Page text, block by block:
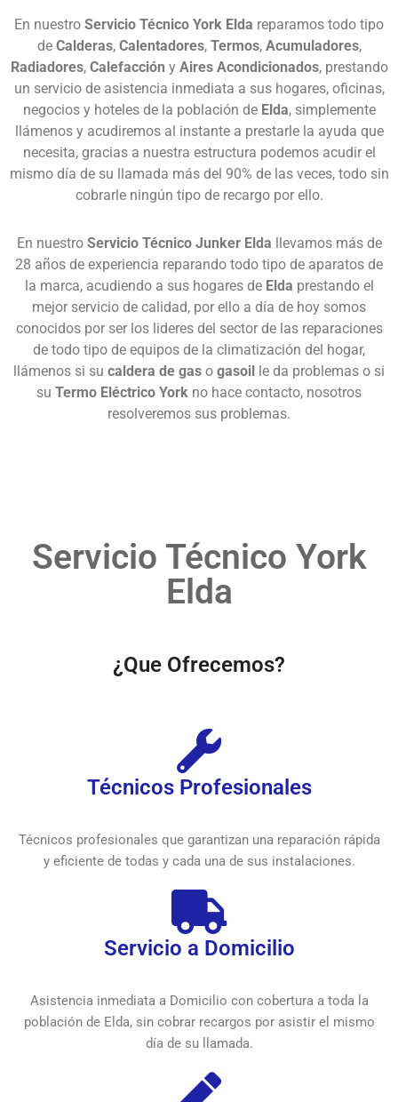
En nuestro Servicio Técnico York Elda reparamos todo tipo
de Calderas, Calentadores, Termos, Acumuladores,
Radiadores, Calefacción y Aires Acondicionados, prestando
un servicio de asistencia inmediata a sus hogares, oficinas,
negocios y hoteles de la población de Elda, simplemente
llámenos y acudiremos al instante a prestarle la ayuda que
necesita, gracias a nuestra estructura podemos acudir el
mismo día de su llamada más del 90% de las veces, todo sin
cobrarle ningún tipo de recargo por ello.
En nuestro Servicio Técnico Junker Elda llevamos más de
28 años de experiencia reparando todo tipo de aparatos de
la marca, acudiendo a sus hogares de Elda prestando el
mejor servicio de calidad, por ello a día de hoy somos
conocidos por ser los lideres del sector de las reparaciones
de todo tipo de equipos de la climatización del hogar,
llámenos si su caldera de gas o gasoil le da problemas o si
su Termo Eléctrico York no hace contacto, nosotros
resolveremos sus problemas.
Servicio Técnico York
Elda
¿Que Ofrecemos?
Técnicos Profesionales
Técnicos profesionales que garantizan una reparación rápida
y eficiente de todas y cada una de sus instalaciones.
Servicio a Domicilio
Asistencia inmediata a Domicilio con cobertura a toda la
población de Elda, sin cobrar recargos por asistir el mismo
día de su llamada.